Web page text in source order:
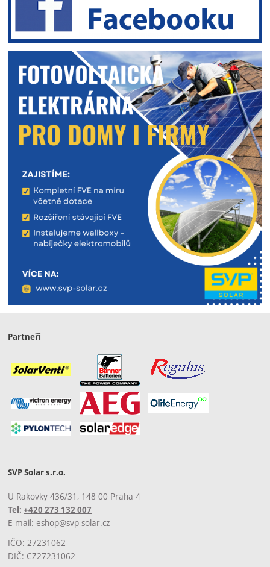
Partneři
SVP Solar s.r.o.
U Rakovky 436/31, 148 00 Praha 4
Tel:+420 273 132 007
E-mail: eshop@svp-solar.cz
IČO: 27231062
DIČ: CZ27231062